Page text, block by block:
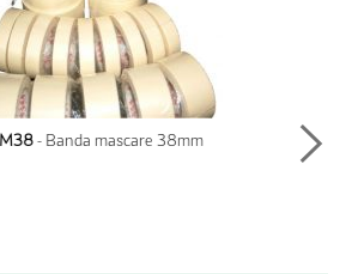
- Banda mascare 38mm